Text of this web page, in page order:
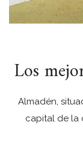
Los
Almadén,
capital de la